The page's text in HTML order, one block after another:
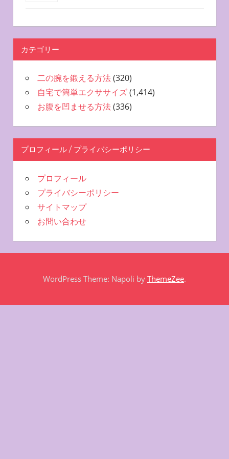
カテゴリー
二の腕を鍛える方法(320)
自宅で簡単エクササイズ(1,414)
お腹を凹ませる方法(336)
プロフィール / プライバシーポリシー
プロフィール
プライバシーポリシー
サイトマップ
お問い合わせ
WordPress Theme: Napoli by ThemeZee.